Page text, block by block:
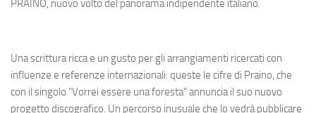
PRAINO, nuovo volto del panorama indipendente italiano.
Una scrittura ricca e un gusto per gli arrangiamenti ricercati con
influenze e referenze internazionali: queste le cifre di Praino, che
con il singolo “Vorrei essere una foresta” annuncia il suo nuovo
progetto discografico. Un percorso inusuale che lo vedrà pubblicare